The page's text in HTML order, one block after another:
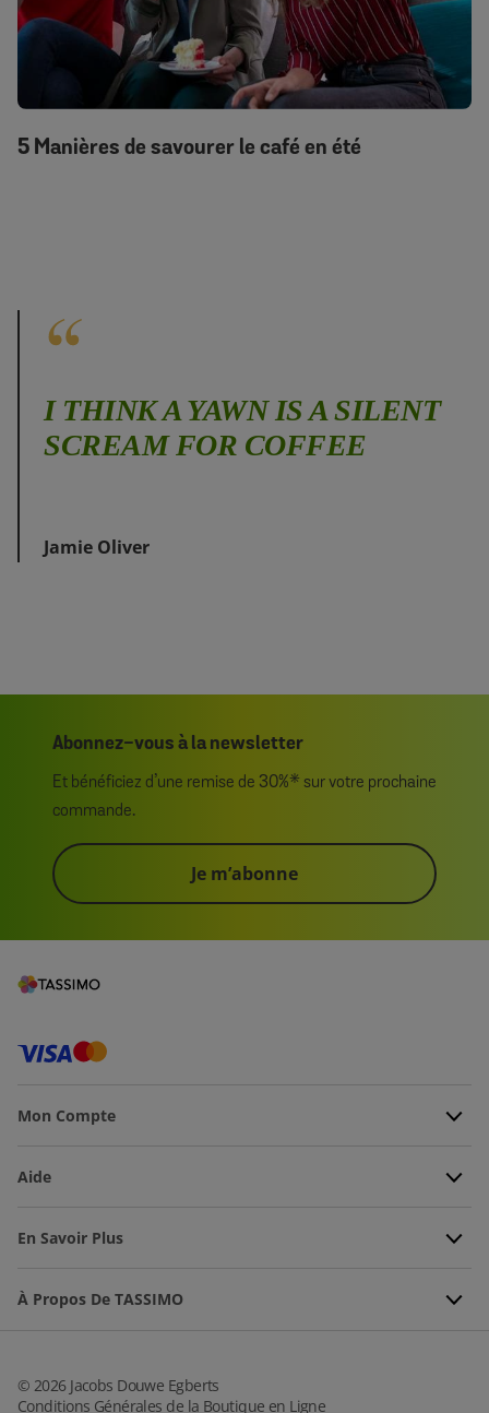
5 Manières de savourer le café en été
I THINK A YAWN IS A SILENT
SCREAM FOR COFFEE
Jamie Oliver
Abonnez-vous à la newsletter
Et bénéficiez d’une remise de 30%* sur votre prochaine
commande.
Je m’abonne
Mon Compte
Aide
En Savoir Plus
À Propos De TASSIMO
© 2026Jacobs Douwe Egberts
Conditions Générales de la Boutique en Ligne